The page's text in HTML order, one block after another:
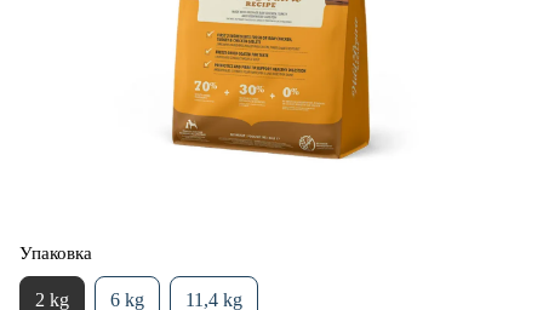
Упаковка
2 kg 6 kg 11,4 kg